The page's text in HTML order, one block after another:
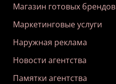
Магазин готовых брендов
Маркетинговые услуги
Наружная реклама
Новости агентства
Памятки агентства